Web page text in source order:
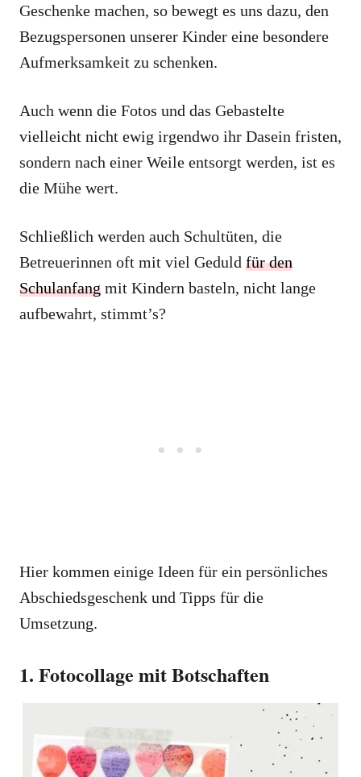
Geschenke machen, so bewegt es uns dazu, den
Bezugspersonen unserer Kinder eine besondere
Aufmerksamkeit zu schenken.
Auch wenn die Fotos und das Gebastelte
vielleicht nicht ewig irgendwo ihr Dasein fristen,
sondern nach einer Weile entsorgt werden, ist es
die Mühe wert.
Schließlich werden auch Schultüten, die
Betreuerinnen oft mit viel Geduld für den
Schulanfang mit Kindern basteln, nicht lange
aufbewahrt, stimmt’s?
Hier kommen einige Ideen für ein persönliches
Abschiedsgeschenk und Tipps für die
Umsetzung.
1. Fotocollage mit Botschaften